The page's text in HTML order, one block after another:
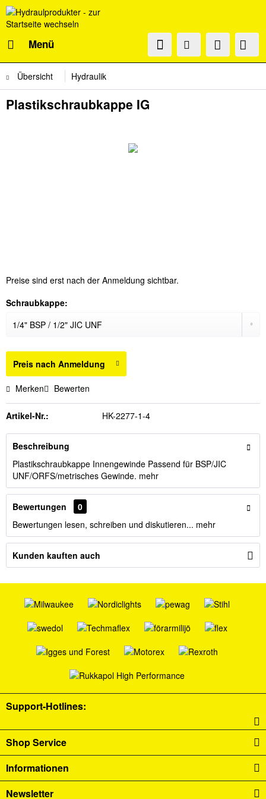
Menü
Übersicht Hydraulik
Plastikschraubkappe IG
Preise sind erst nach der Anmeldung sichtbar.
Schraubkappe:
Preis nach Anmeldung
Merken Bewerten
Artikel-Nr.: HK-2277-1-4
Beschreibung
Plastikschraubkappe Innengewinde Passend für BSP/JIC
UNF/ORFS/metrisches Gewinde. mehr
Bewertungen
0
Bewertungen lesen, schreiben und diskutieren... mehr
Kunden kauften auch
Support-Hotlines:
Shop Service
Informationen
Newsletter